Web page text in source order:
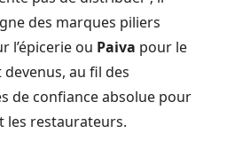
des marques piliers
l’épicerie ou Paiva pour le
au fil des
de confiance absolue pour
les restaurateurs.